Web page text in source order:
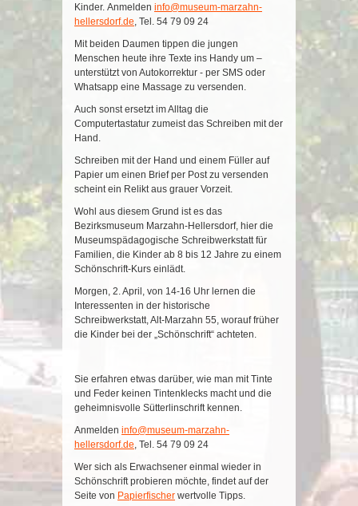
Kinder. Anmelden info@museum-marzahn-
hellersdorf.de , Tel. 54 79 09 24
Mit beiden Daumen tippen die jungen
Menschen heute ihre Texte ins Handy um –
unterstützt von Autokorrektur - per SMS oder
Whatsapp eine Massage zu versenden.
Auch sonst ersetzt im Alltag die
Computertastatur zumeist das Schreiben mit der
Hand.
Schreiben mit der Hand und einem Füller auf
Papier um einen Brief per Post zu versenden
scheint ein Relikt aus grauer Vorzeit.
Wohl aus diesem Grund ist es das
Bezirksmuseum Marzahn-Hellersdorf, hier die
Museumspädagogische Schreibwerkstatt für
Familien, die Kinder ab 8 bis 12 Jahre zu einem
Schönschrift-Kurs einlädt.
Morgen, 2. April, von 14-16 Uhr lernen die
Interessenten in der historische
Schreibwerkstatt, Alt-Marzahn 55, worauf früher
die Kinder bei der „Schönschrift“ achteten.
Sie erfahren etwas darüber, wie man mit Tinte
und Feder keinen Tintenklecks macht und die
geheimnisvolle Sütterlinschrift kennen.
Anmelden info@museum-marzahn-
hellersdorf.de , Tel. 54 79 09 24
Wer sich als Erwachsener einmal wieder in
Schönschrift probieren möchte, findet auf der
Seite von Papierfischer wertvolle Tipps.